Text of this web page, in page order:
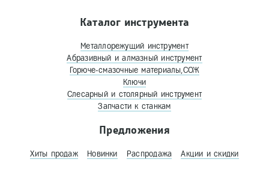
Каталог инструмента
Металлорежущий инструмент
Абразивный и алмазный инструмент
Горюче-смазочные материалы,СОЖ
Ключи
Слесарный и столярный инструмент
Запчасти к станкам
Предложения
Хиты продаж Новинки Распродажа Акции и скидки